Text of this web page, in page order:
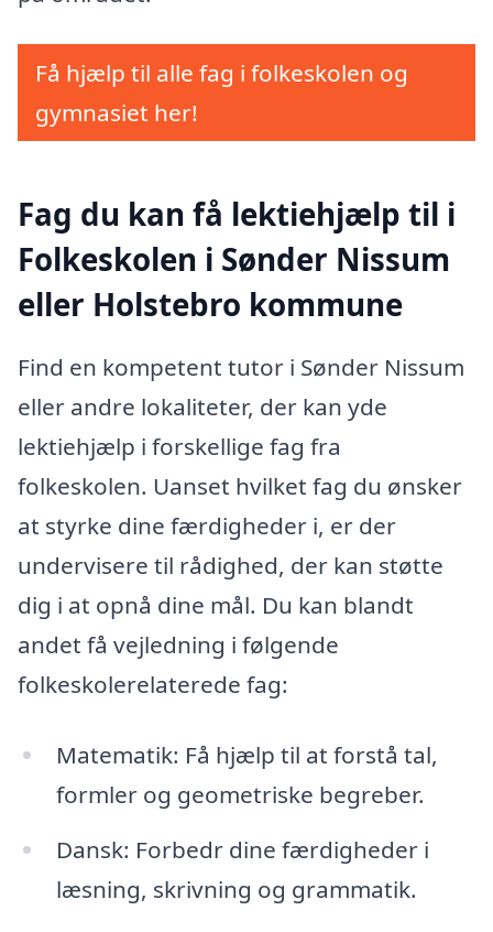
Få hjælp til alle fag i folkeskolen og
gymnasiet her!
Fag du kan få lektiehjælp til i
Folkeskolen i Sønder Nissum
eller Holstebro kommune
Find en kompetent tutor i Sønder Nissum
eller andre lokaliteter, der kan yde
lektiehjælp i forskellige fag fra
folkeskolen. Uanset hvilket fag du ønsker
at styrke dine færdigheder i, er der
undervisere til rådighed, der kan støtte
dig i at opnå dine mål. Du kan blandt
andet få vejledning i følgende
folkeskolerelaterede fag:
Matematik: Få hjælp til at forstå tal,
formler og geometriske begreber.
Dansk: Forbedr dine færdigheder i
læsning, skrivning og grammatik.